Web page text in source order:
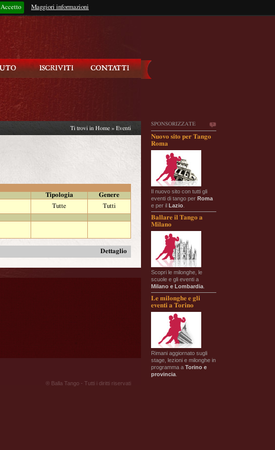
Accetto Maggiori informazioni
Rimani connesso?
SPONSORIZZATE
Nuovo sito per Tango
Roma
Il nuovo sito con tutti gli
eventi di tango per Roma
e per il Lazio
Ballare il Tango a
Milano
Scopri le milonghe, le
scuole e gli eventi a
Milano e Lombardia
Le milonghe e gli
eventi a Torino
Rimani aggiornato sugli
stage, lezioni e milonghe in
programma a Torino e
provincia
Ti trovi in Home » Eventi
Tipologia
Genere
Tutte
Tutti
Dettaglio
® Balla Tango - Tutti i diritti riservati